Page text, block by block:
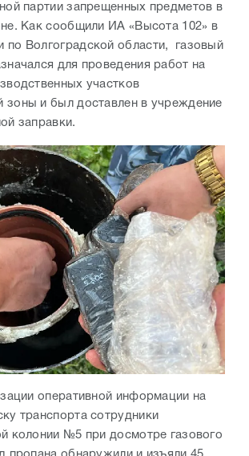
партии запрещенных предметов в
Как сообщили ИА «Высота 102» в
Волгоградской области, газовый
для проведения работ на
участков
зоны и был доставлен в учреждение
заправки.
оперативной информации на
транспорта сотрудники
колонии №5 при досмотре газового